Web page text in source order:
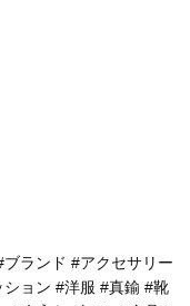
ランド #アクセサリー
ョン #洋服 #真鍮 #靴